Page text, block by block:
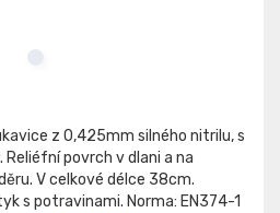
z 0,425mm silného nitrilu, s
povrch v dlani a na
V celkové délce 38cm.
s potravinami. Norma: EN374-1